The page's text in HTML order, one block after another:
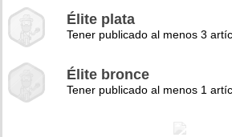
Élite plata
Tener publicado al menos 3
Élite bronce
Tener publicado al menos 1